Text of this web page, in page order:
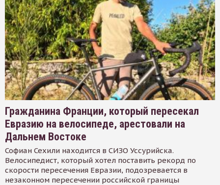
Гражданина Франции, который пересекал
Евразию на велосипеде, арестовали на
Дальнем Востоке
Софиан Сехили находится в СИЗО Уссурийска.
Велосипедист, который хотел поставить рекорд по
скорости пересечения Евразии, подозревается в
незаконном пересечении российской границы